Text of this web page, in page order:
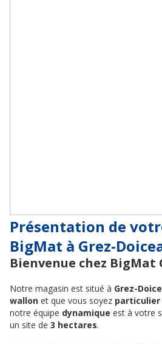
Présentation de
BigMat à Grez-
Bienvenue chez BigMat
Notre magasin est situé à Grez-
wallon et que vous soyez
notre équipe dynamique est à votre
un site de 3 hectares.